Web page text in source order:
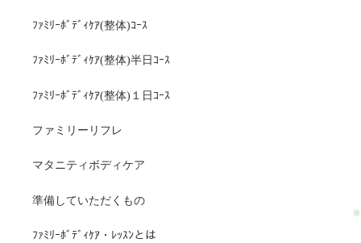
ﾌｧﾐﾘｰﾎﾞﾃﾞｨｹｱ(整体)ｺｰｽ
ﾌｧﾐﾘｰﾎﾞﾃﾞｨｹｱ(整体)半日ｺｰｽ
ﾌｧﾐﾘｰﾎﾞﾃﾞｨｹｱ(整体)１日ｺｰｽ
ファミリーリフレ
マタニティボディケア
準備していただくもの
ﾌｧﾐﾘｰﾎﾞﾃﾞｨｹｱ・ﾚｯｽﾝとは